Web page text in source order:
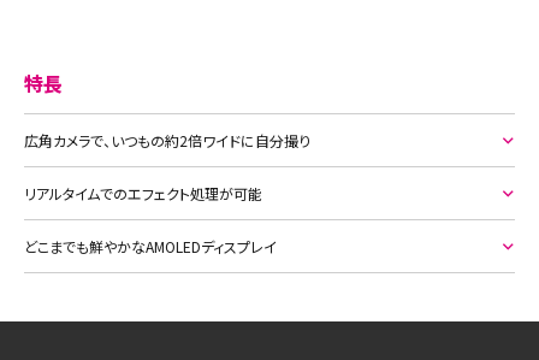
特長
広角カメラで、いつもの約2倍ワイドに自分撮り
リアルタイムでのエフェクト処理が可能
どこまでも鮮やかなAMOLEDディスプレイ